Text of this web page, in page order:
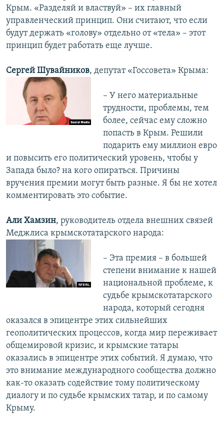
Крым. «Разделяй и властвуй» – их главный
управленческий принцип. Они считают, что если
будут держать «голову» отдельно от «тела» – этот
принцип будет работать еще лучше.
Сергей Шувайников, депутат «Госсовета» Крыма:
– У него материальные
трудности, проблемы, тем
более, сейчас ему сложно
попасть в Крым. Решили
подарить ему миллион евро
и повысить его политический уровень, чтобы у
Запада было? на кого опираться. Причины
вручения премии могут быть разные. Я бы не хотел
комментировать это событие.
Али Хамзин, руководитель отдела внешних связей
Меджлиса крымскотатарского народа:
– Эта премия – в большей
степени внимание к нашей
национальной проблеме, к
судьбе крымскотатарского
народа, который сегодня
оказался в эпицентре этих сильнейших
геополитических процессов, когда мир переживает
общемировой кризис, и крымские татары
оказались в эпицентре этих событий. Я думаю, что
это внимание международного сообщества должно
как-то оказать содействие тому политическому
диалогу и по судьбе крымских татар, и по самому
Крыму.